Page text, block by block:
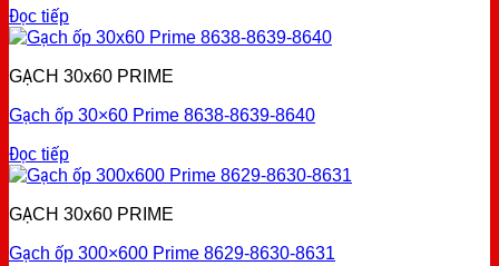
Đọc tiếp
GẠCH 30x60 PRIME
Gạch ốp 30×60 Prime 8638-8639-8640
Đọc tiếp
GẠCH 30x60 PRIME
Gạch ốp 300×600 Prime 8629-8630-8631